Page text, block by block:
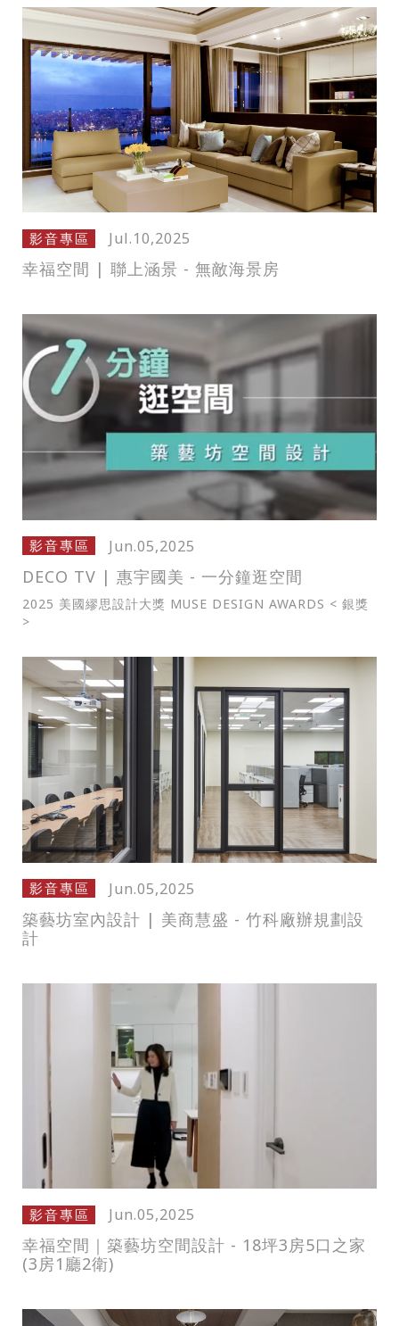
影音專區 Jul.10,2025
幸福空間 | 聯上涵景 - 無敵海景房
影音專區 Jun.05,2025
DECO TV | 惠宇國美 - 一分鐘逛空間
2025 美國繆思設計大獎 MUSE DESIGN AWARDS < 銀獎
>
影音專區 Jun.05,2025
築藝坊室內設計 | 美商慧盛 - 竹科廠辦規劃設
計
影音專區 Jun.05,2025
幸福空間｜築藝坊空間設計 - 18坪3房5口之家
(3房1廳2衛)
僅必需的Cookies 同意